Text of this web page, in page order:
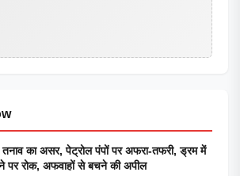
का असर, पेट्रोल पंपों पर अफरा-तफरी, ड्रम में
पर रोक, अफवाहों से बचने की अपील